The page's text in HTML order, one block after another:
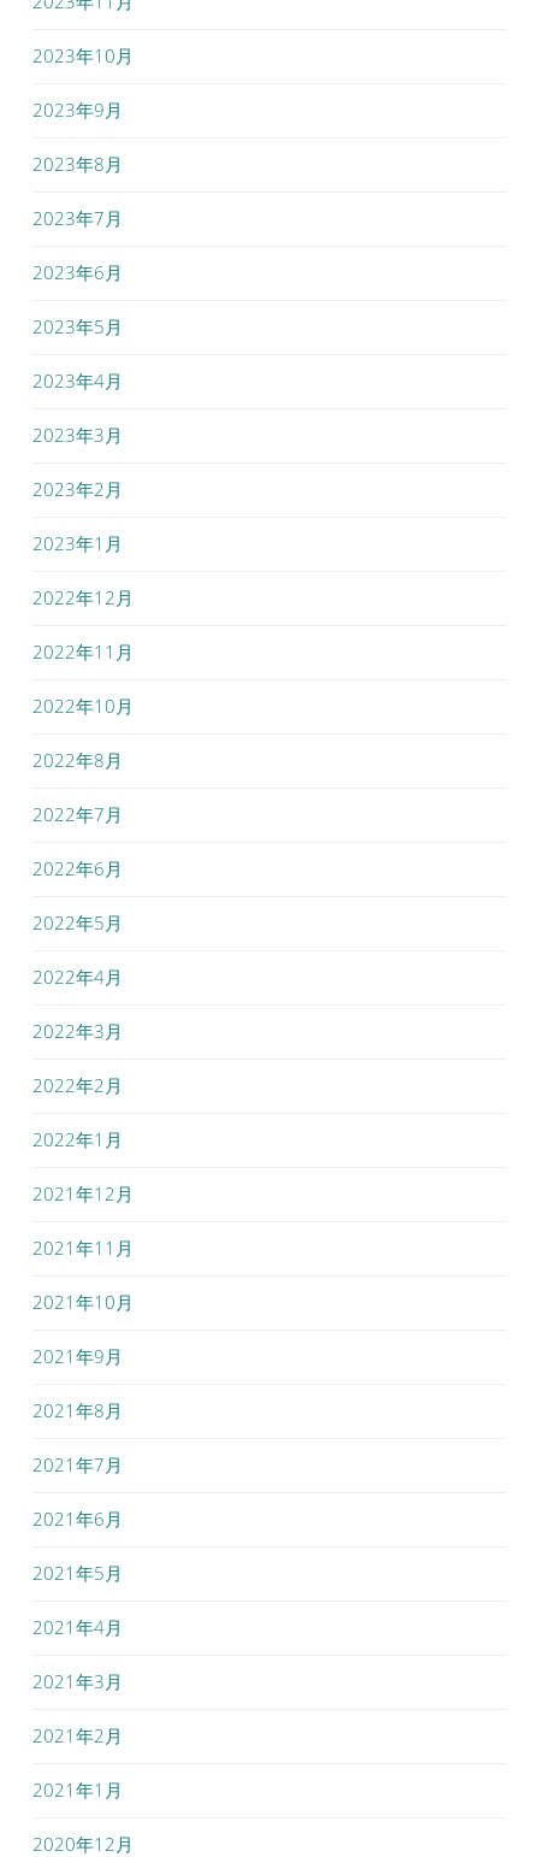
2023年10月
2023年9月
2023年8月
2023年7月
2023年6月
2023年5月
2023年4月
2023年3月
2023年2月
2023年1月
2022年12月
2022年11月
2022年10月
2022年8月
2022年7月
2022年6月
2022年5月
2022年4月
2022年3月
2022年2月
2022年1月
2021年12月
2021年11月
2021年10月
2021年9月
2021年8月
2021年7月
2021年6月
2021年5月
2021年4月
2021年3月
2021年2月
2021年1月
2020年12月